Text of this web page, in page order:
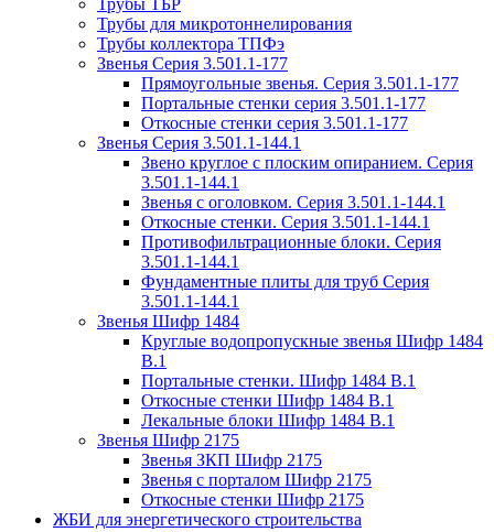
Трубы ТБР
Трубы для микротоннелирования
Трубы коллектора ТПФэ
Звенья Серия 3.501.1-177
Прямоугольные звенья. Серия 3.501.1-177
Портальные стенки серия 3.501.1-177
Откосные стенки серия 3.501.1-177
Звенья Серия 3.501.1-144.1
Звено круглое с плоским опиранием. Серия
3.501.1-144.1
Звенья с оголовком. Серия 3.501.1-144.1
Откосные стенки. Серия 3.501.1-144.1
Противофильтрационные блоки. Серия
3.501.1-144.1
Фундаментные плиты для труб Серия
3.501.1-144.1
Звенья Шифр 1484
Круглые водопропускные звенья Шифр 1484
В.1
Портальные стенки. Шифр 1484 В.1
Откосные стенки Шифр 1484 В.1
Лекальные блоки Шифр 1484 В.1
Звенья Шифр 2175
Звенья ЗКП Шифр 2175
Звенья с порталом Шифр 2175
Откосные стенки Шифр 2175
ЖБИ для энергетического строительства